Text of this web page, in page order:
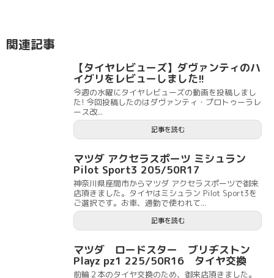
関連記事
【タイヤレビューズ】ダヴァンティのハ
イグリをレビューしました!!
今週の水曜にタイヤレビューズの動画を投稿しまし
た! 今回投稿したのはダヴァンティ・プロトゥーラレ
ース改...
記事を読む
マツダ アクセラスポーツ ミシュラン
Pilot Sport3 205/50R17
神奈川県座間市からマツダ アクセラスポーツで御来
店頂きました。タイヤはミシュラン Pilot Sport3を
ご選択です。お車、通勤で使われて...
記事を読む
マツダ ロードスター ブリヂストン
Playz pz1 225/50R16 タイヤ交換
前輪２本のタイヤ交換のため、御来店頂きました。